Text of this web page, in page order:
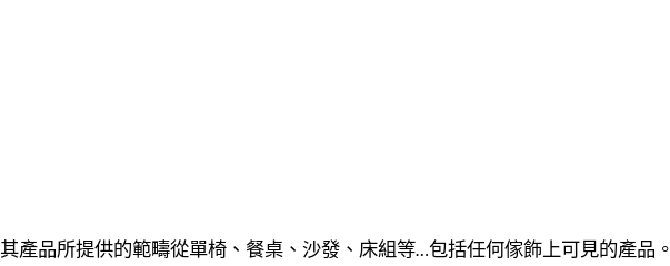
其產品所提供的範疇從單椅、餐桌、沙發、床組等…包括任何傢飾上可見的產品。